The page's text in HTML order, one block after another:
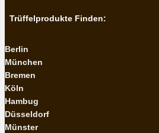
Trüffelprodukte Finden:
Berlin
München
Bremen
Köln
Hambug
Düsseldorf
Münster